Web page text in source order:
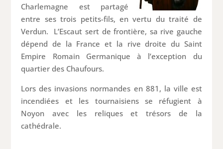
Charlemagne est partagé
entre ses trois petits-fils, en vertu du traité de
Verdun. L’Escaut sert de frontière, sa rive gauche
dépend de la France et la rive droite du Saint
Empire Romain Germanique à l’exception du
quartier des Chaufours.
Lors des invasions normandes en 881, la ville est
incendiées et les tournaisiens se réfugient à
Noyon avec les reliques et trésors de la
cathédrale.